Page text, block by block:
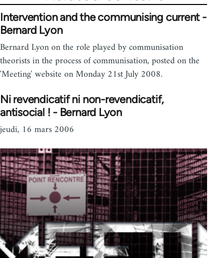
Intervention and the communising current -
Bernard Lyon
Bernard Lyon on the role played by communisation
theorists in the process of communisation, posted on the
'Meeting' website on Monday 21st July 2008.
Ni revendicatif ni non-revendicatif,
antisocial ! - Bernard Lyon
jeudi, 16 mars 2006